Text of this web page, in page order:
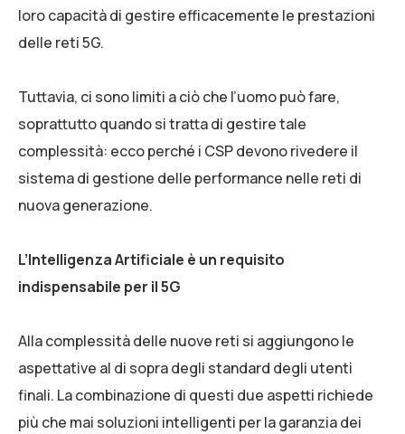
loro capacità di gestire efficacemente le prestazioni
delle reti 5G.
Tuttavia, ci sono limiti a ciò che l’uomo può fare,
soprattutto quando si tratta di gestire tale
complessità: ecco perché i CSP devono rivedere il
sistema di gestione delle performance nelle reti di
nuova generazione.
L’Intelligenza Artificiale è un requisito
indispensabile per il 5G
Alla complessità delle nuove reti si aggiungono le
aspettative al di sopra degli standard degli utenti
finali. La combinazione di questi due aspetti richiede
più che mai soluzioni intelligenti per la garanzia dei